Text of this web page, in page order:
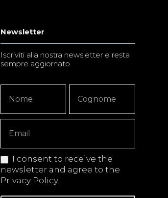
Newsletter
Iscriviti alla nostra newsletter e resta
sempre aggiornato
Signup
Copy
I consent to receive the
newsletter and agree to the
Privacy Policy.